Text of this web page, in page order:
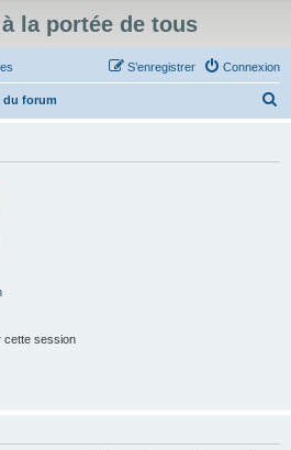
la portée de tous
Connexion
S’enregistrer
du forum
cette session